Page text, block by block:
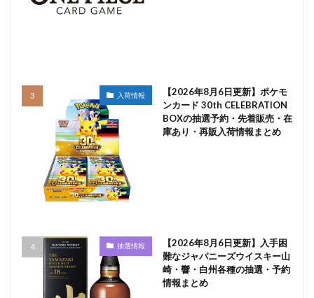
入荷情報
【2026年8月6日更新】ポケモ
ンカード 30th CELEBRATION
BOXの抽選予約・先着販売・在
庫あり・再販入荷情報まとめ
抽選情報
【2026年8月6日更新】入手困
難なジャパニーズウイスキー山
崎・響・白州各種の抽選・予約
情報まとめ